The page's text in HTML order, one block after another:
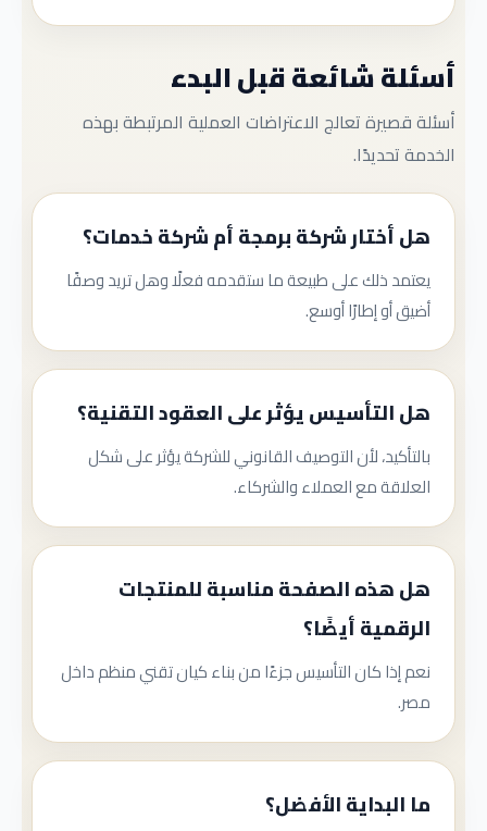
أسئلة شائعة قبل البدء
أسئلة قصيرة تعالج الاعتراضات العملية المرتبطة بهذه
الخدمة تحديدًا.
هل أختار شركة برمجة أم شركة خدمات؟
يعتمد ذلك على طبيعة ما ستقدمه فعلًا وهل تريد وصفًا
أضيق أو إطارًا أوسع.
هل التأسيس يؤثر على العقود التقنية؟
بالتأكيد، لأن التوصيف القانوني للشركة يؤثر على شكل
العلاقة مع العملاء والشركاء.
هل هذه الصفحة مناسبة للمنتجات
الرقمية أيضًا؟
نعم إذا كان التأسيس جزءًا من بناء كيان تقني منظم داخل
مصر.
ما البداية الأفضل؟